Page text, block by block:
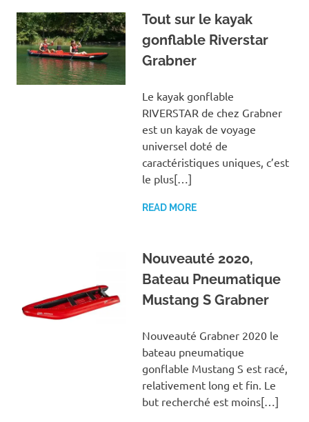
Tout sur le kayak
gonflable Riverstar
Grabner
Le kayak gonflable
RIVERSTAR de chez Grabner
est un kayak de voyage
universel doté de
caractéristiques uniques, c’est
le plus[…]
READ MORE
Nouveauté 2020,
Bateau Pneumatique
Mustang S Grabner
Nouveauté Grabner 2020 le
bateau pneumatique
gonflable Mustang S est racé,
relativement long et fin. Le
but recherché est moins[…]